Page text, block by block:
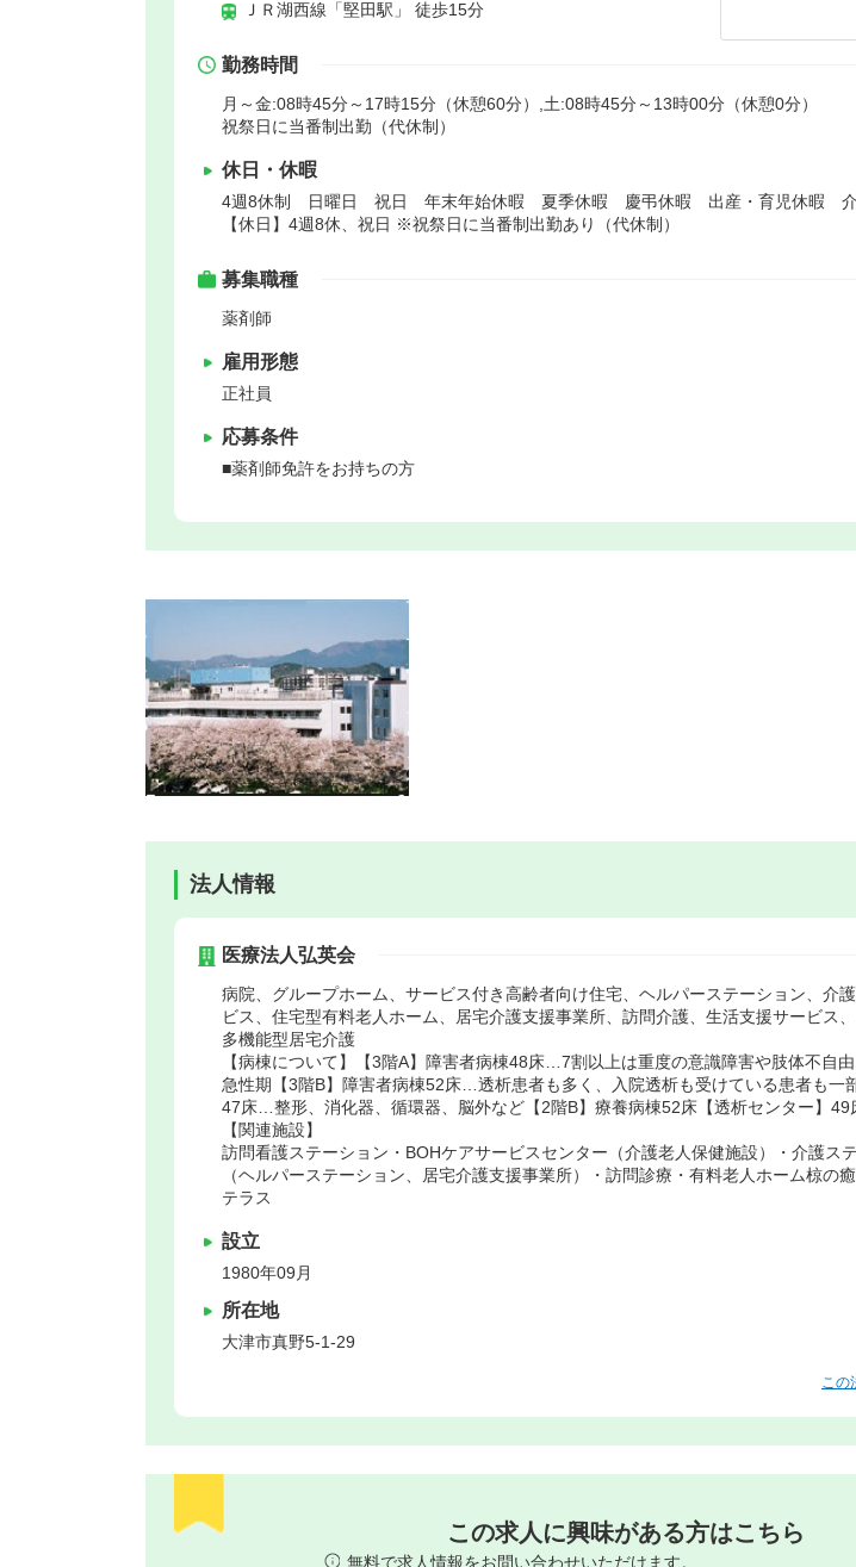
ＪＲ湖西線「堅田駅」 徒歩15分
勤務時間
月～金:08時45分～17時15分（休憩60分）,土:08時45分～13時00分（休憩0分）
祝祭日に当番制出勤（代休制）
休日・休暇
4週8休制 日曜日 祝日 年末年始休暇 夏季休暇 慶弔休暇 出産・育児休暇 介
【休日】4週8休、祝日 ※祝祭日に当番制出勤あり（代休制）
募集職種
薬剤師
雇用形態
正社員
応募条件
■薬剤師免許をお持ちの方
法人情報
医療法人弘英会
病院、グループホーム、サービス付き高齢者向け住宅、ヘルパーステーション、介
ビス、住宅型有料老人ホーム、居宅介護支援事業所、訪問介護、生活支援サービス
多機能型居宅介護
【病棟について】【3階A】障害者病棟48床…7割以上は重度の意識障害や肢体不自
急性期【3階B】障害者病棟52床…透析患者も多く、入院透析も受けている患者も一
47床…整形、消化器、循環器、脳外など【2階B】療養病棟52床【透析センター】49
【関連施設】
訪問看護ステーション・BOHケアサービスセンター（介護老人保健施設）・介護ス
（ヘルパーステーション、居宅介護支援事業所）・訪問診療・有料老人ホーム椋の
テラス
設立
1980年09月
所在地
大津市真野5‐1‐29
この
この求人に興味がある方はこちら
無料で求人情報をお問い合わせいただけます。